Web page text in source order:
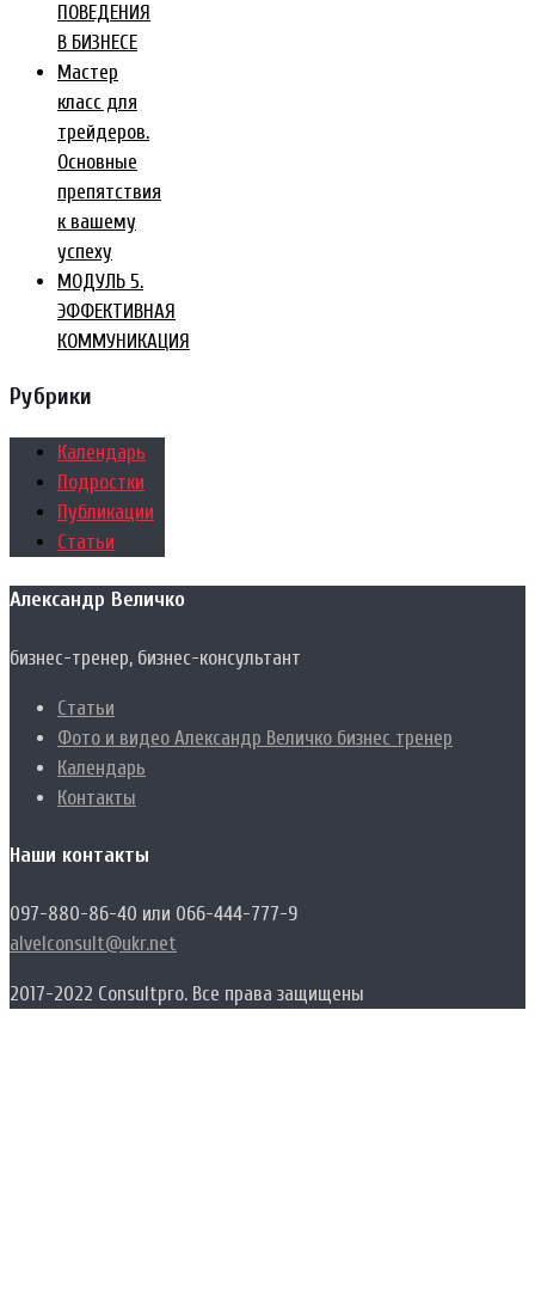
ПОВЕДЕНИЯ
В БИЗНЕСЕ
Мастер
класс для
трейдеров.
Основные
препятствия
к вашему
успеху
МОДУЛЬ 5.
ЭФФЕКТИВНАЯ
КОММУНИКАЦИЯ
Рубрики
Календарь
Подростки
Публикации
Статьи
Александр Величко
бизнес-тренер, бизнес-консультант
Статьи
Фото и видео Александр Величко бизнес тренер
Календарь
Контакты
Наши контакты
097-880-86-40 или 066-444-777-9
alvelconsult@ukr.net
2017-2022 Consultpro. Все права защищены